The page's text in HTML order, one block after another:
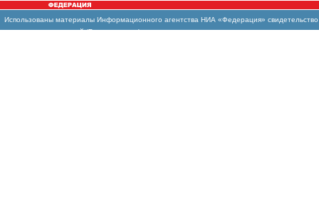
Использованы материалы Информационного агентства НИА «Федерация»
массовых коммуникаций (Роскомнадзор)